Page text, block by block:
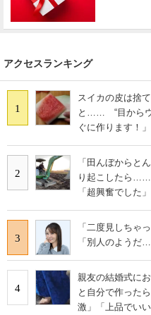
アクセスランキング
1
スイカの皮は捨
と…… “目からウ
ぐに作ります！」
2
「田んぼからと
り起こしたら……
「超興奮でした」
3
「二度見しちゃ
「別人のようだ
4
親友の結婚式に
と自分で作った
激」「上品でいい